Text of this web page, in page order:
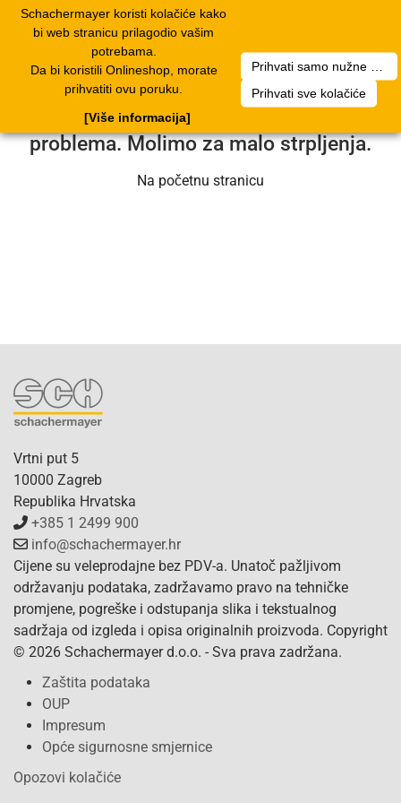
Schachermayer koristi kolačiće kako
bi web stranicu prilagodio vašim
potrebama.
Da bi koristili Onlineshop, morate
prihvatiti ovu poruku.
Prihvati sve kolačiće
[Više informacija]
Nažalost, došlo je do pogreške. Naš
servisni tim radi na rješavanju
problema. Molimo za malo strpljenja.
Na početnu stranicu
Vrtni put 5
10000 Zagreb
Republika Hrvatska
+385 1 2499 900
info@schachermayer.hr
Cijene su veleprodajne bez PDV-a. Unatoč pažljivom
održavanju podataka, zadržavamo pravo na tehničke
promjene, pogreške i odstupanja slika i tekstualnog
sadržaja od izgleda i opisa originalnih proizvoda. Copyright
© 2026 Schachermayer d.o.o. - Sva prava zadržana.
Zaštita podataka
OUP
Impresum
Opće sigurnosne smjernice
Opozovi kolačiće